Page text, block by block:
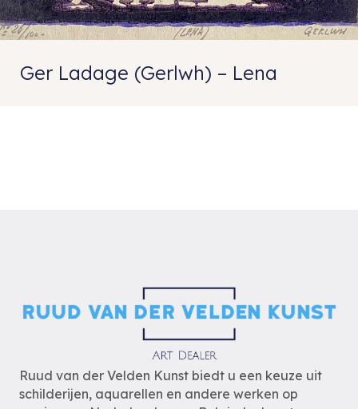
Ger Ladage (Gerlwh) – Lena
Ruud van der Velden Kunst biedt u een keuze uit
schilderijen, aquarellen en andere werken op